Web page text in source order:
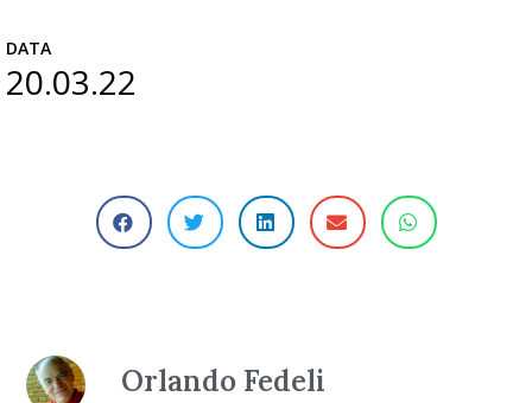
DATA
20.03.22
Orlando Fedeli